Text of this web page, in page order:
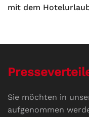
mit dem
Sie möchten in
aufgenommen